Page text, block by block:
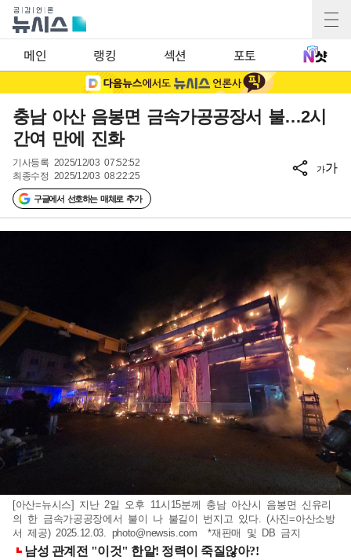
메인 랭킹 섹션 포토
충남 아산 음봉면 금속가공공장서 불…2시
간여 만에 진화
기사등록 2025/12/03 07:52:52
최종수정 2025/12/03 08:22:25
구글에서 선호하는 매체로 추가
가가
[아산=뉴시스] 지난 2일 오후 11시15분께 충남 아산시 음봉면 신유리
의 한 금속가공공장에서 불이 나 불길이 번지고 있다. (사진=아산소방
서 제공) 2025.12.03. photo@newsis.com *재판매 및 DB 금지